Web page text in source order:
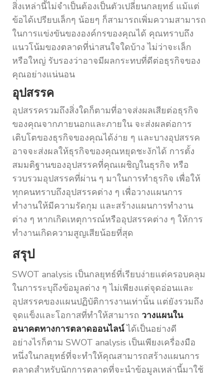
สิ่งเหล่านี้ไม่จำเป็นต้องเป็นตัวเปลี่ยนกลยุทธ์ แม้แต่
ข้อได้เปรียบเล็กๆ น้อยๆ ก็สามารถเพิ่มความสามารถ
ในการแข่งขันขององค์กรของคุณได้ คุณทราบถึง
แนวโน้มของตลาดที่น่าสนใจใดบ้าง ไม่ว่าจะเล็ก
หรือใหญ่ รับรองว่าอาจมีผลกระทบที่ดีต่อธุรกิจของ
คุณอย่างแน่นอน
อุปสรรค
อุปสรรครวมถึงสิ่งใดก็ตามที่อาจส่งผลเสียต่อธุรกิจ
ของคุณจากภายนอกและภายใน จะส่งผลต่อการ
เติบโตของธุรกิจของคุณได้ง่าย ๆ และบางอุปสรรค
อาจจะส่งผลให้ธุรกิจของคุณหยุดชะงักได้ การตั้ง
สมมติฐานของอุปสรรคที่คุณเผชิญในธุรกิจ หรือ
รวบรวมอุปสรรคที่ผ่าน ๆ มาในการทำธุรกิจ เพื่อให้
ทุกคนทราบถึงอุปสรรคต่าง ๆ เพื่อวางแผนการ
ทำงานให้มีความรัดกุม และสร้างแผนการทำงาน
ต่าง ๆ หากเกิดเหตุการณ์หรืออุปสรรคต่าง ๆ ให้การ
ทำงานเกิดความสูญเสียน้อยที่สุด
สรุป
SWOT analysis เป็นกลยุทธ์ที่เรียบง่ายแต่ครอบคลุม
ในการระบุถึงข้อมูลต่าง ๆ ไม่เพียงแต่จุดอ่อนและ
อุปสรรคของแผนปฏิบัติการงานเท่านั้น แต่ยังรวมถึง
จุดแข็งและโอกาสที่ทำให้สามารถ วางแผนใน
อนาคตทางการตลาดออนไลน์ได้เป็นอย่างดี
อย่างไรก็ตาม SWOT analysis เป็นเพียงเครื่องมือ
หนึ่งในกลยุทธ์ที่จะทำให้คุณสามารถสร้างแผนการ
ตลาดสำหรับนักการตลาดที่จะนำข้อมูลเหล่านี้มาใช้